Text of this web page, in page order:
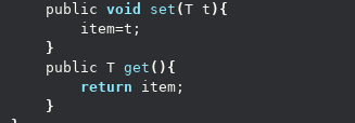
    public
void set (T t ){
        item=t;
}
    public T
get (){
return item;
}